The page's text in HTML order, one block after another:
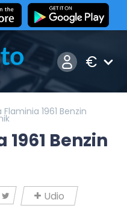
€
Flaminia 1961 Benzin
Benzin
Udio